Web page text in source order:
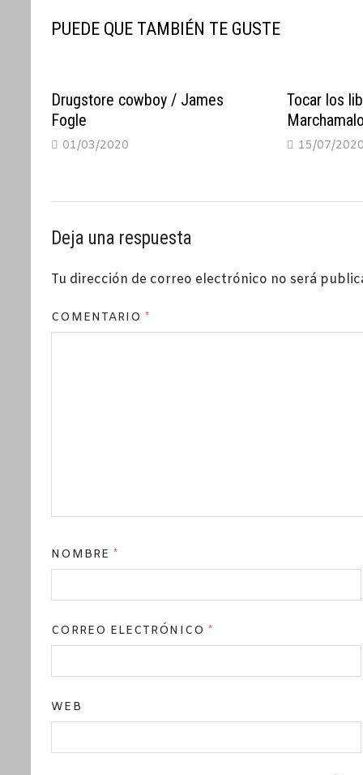
PUEDE QUE TAMBIÉN TE GUSTE
Drugstore cowboy / James
Fogle
01/03/2020
Tocar los
Marchamalo
15/07/2020
Deja una respuesta
Tu dirección de correo electrónico no será
COMENTARIO*
NOMBRE *
CORREO ELECTRÓNICO *
WEB